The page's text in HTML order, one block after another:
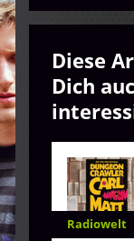
Diese
Dich
Radiowelt